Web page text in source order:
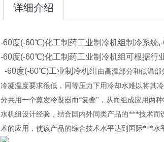
详细介绍
-60度(-60℃)化工制药工业制冷机组制冷系统
-60度(-60℃)化工制药工业制冷机组可根据行
-60度(-60℃)工业制冷机组 由高温部分和低温部
冷凝温度要求很低，同等压力下用冷却水难以将其
分共用一个蒸发冷凝器而“复叠" ，从而组成应用两
水机组设计经验，结合国内外同类产品的***技术
术的应用，使该产品的综合技术水平达到国际***水